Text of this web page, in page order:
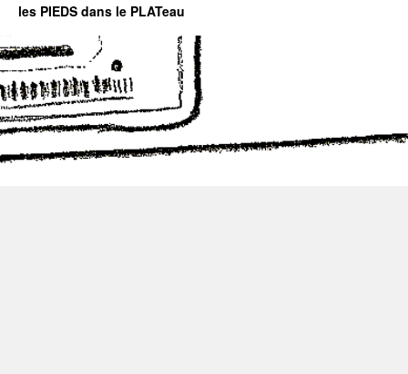
les PIEDS dans le PLATeau